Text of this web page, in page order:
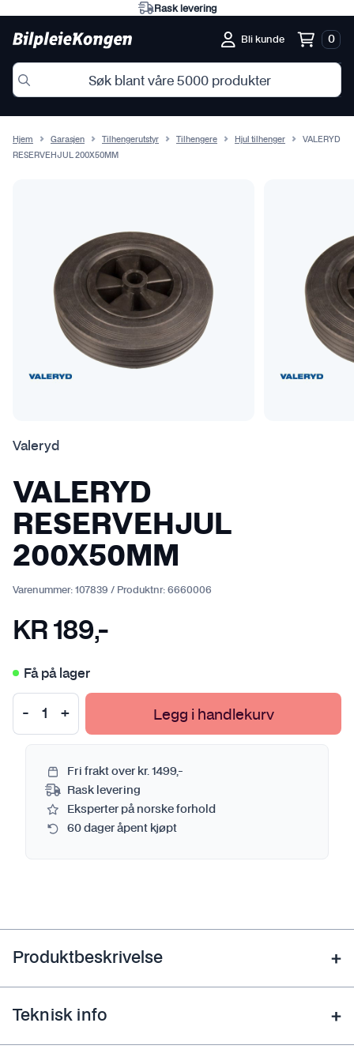
Rask levering
Bli kunde 0
Hjem Garasjen Tilhengerutstyr Tilhengere Hjul tilhenger
VALERYD
RESERVEHJUL 200X50MM
Valeryd
VALERYD
RESERVEHJUL
200X50MM
Varenummer: 107839 / Produktnr: 6660006
KR 189,-
Få på lager
Legg i handlekurv
Fri frakt over kr. 1499,-
Rask levering
Eksperter på norske forhold
60 dager åpent kjøpt
Produktbeskrivelse
Teknisk info